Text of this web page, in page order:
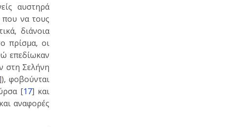
αυστηρά
που να τους
διάνοια
πρίσμα, οι
επεδίωκαν
στη Σελήνη
φοβούνται
[17] και
αναφορές